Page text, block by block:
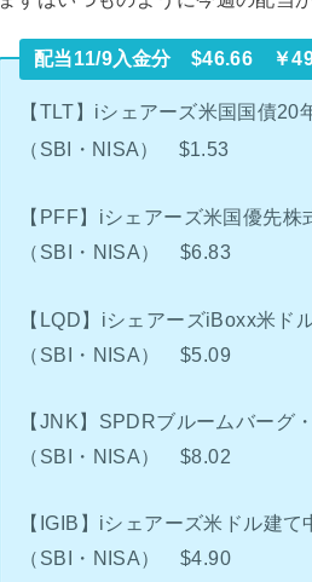
配当11/9入金分 $46.66 ￥
【TLT】iシェアーズ米国国債20
（SBI・NISA） $1.53
【PFF】iシェアーズ米国優先
（SBI・NISA） $6.83
【LQD】iシェアーズiBoxx米ド
（SBI・NISA） $5.09
【JNK】SPDRブルームバーグ
（SBI・NISA） $8.02
【IGIB】iシェアーズ米ドル建て
（SBI・NISA） $4.90